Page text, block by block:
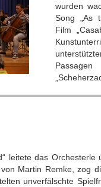
wurden
Song „As
Film
Passagen
leitete das Orchesterle
Martin Remke, zog
unverfälschte